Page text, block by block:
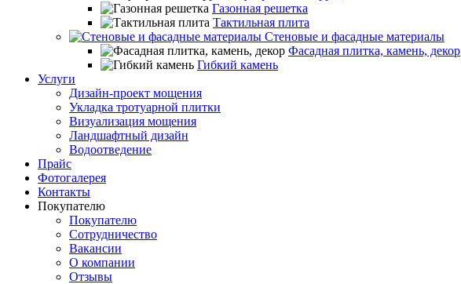
Газонная решетка
Тактильная плита
Стеновые и фасадные материалы
Фасадная плитка, камень, декор
Гибкий камень
Услуги
Дизайн-проект мощения
Укладка тротуарной плитки
Визуализация мощения
Ландшафтный дизайн
Водоотведение
Прайс
Фотогалерея
Контакты
Покупателю
Покупателю
Сотрудничество
Вакансии
О компании
Отзывы